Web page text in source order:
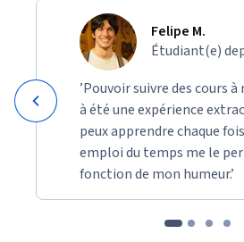
Felipe M.
Étudiant(e)
’Pouvoir suivre des cours
à été une expérience
peux apprendre chaque
emploi du temps me le
fonction de mon humeur.’